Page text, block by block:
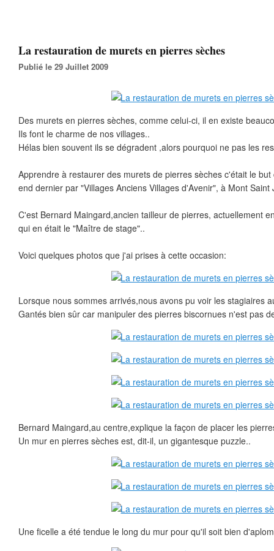
La restauration de murets en pierres sèches
Publié le 29 Juillet 2009
Des murets en pierres sèches, comme celui-ci, il en existe
Ils font le charme de nos villages..
Hélas bien souvent ils se dégradent ,alors pourquoi ne pas les
Apprendre à restaurer des murets de pierres sèches c'était le
end dernier par "Villages Anciens Villages d'Avenir", à Mont Saint
C'est Bernard Maingard,ancien tailleur de pierres, actuellement
qui en était le "Maître de stage"..
Voici quelques photos que j'ai prises à cette occasion:
Lorsque nous sommes arrivés,nous avons pu voir les stagiaires
Gantés bien sûr car manipuler des pierres biscornues n'est pas
Bernard Maingard,au centre,explique la façon de placer les
Un mur en pierres sèches est, dit-il, un gigantesque puzzle..
Une ficelle a été tendue le long du mur pour qu'il soit bien